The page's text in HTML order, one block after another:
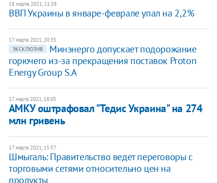
18 марта 2021, 11:58
ВВП Украины в январе-феврале упал на 2,2%
17 марта 2021, 20:35
ЭКСКЛЮЗИВ
Минэнерго допускает подорожание
горючего из-за прекращения поставок Proton
Energy Group S.A
17 марта 2021, 18:05
АМКУ оштрафовал "Тедис Украина" на 274
млн гривень
17 марта 2021, 15:57
Шмыгаль: Правительство ведет переговоры с
торговыми сетями относительно цен на
продукты